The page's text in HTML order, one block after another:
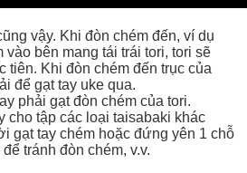
vậy. Khi đòn chém đến, ví dụ
vào bên mang tái trái tori, tori sẽ
tiên. Khi đòn chém đến trục của
để gạt tay uke qua.
phải gạt đòn chém của tori.
cho tập các loại taisabaki khác
gạt tay chém hoặc đứng yên 1 chỗ
tránh đòn chém, v.v.